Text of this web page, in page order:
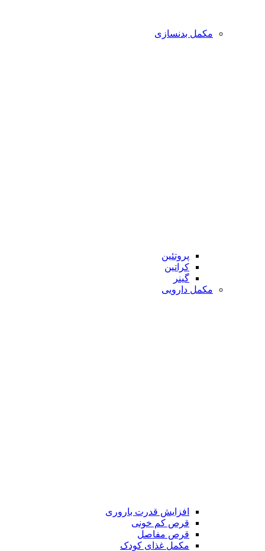
مکمل بدنسازی
پروتئین
کراتین
گینر
مکمل دارویی
افزایش قدرت باروری
قرص کم خونی
قرص مفاصل
مکمل غذای کودک